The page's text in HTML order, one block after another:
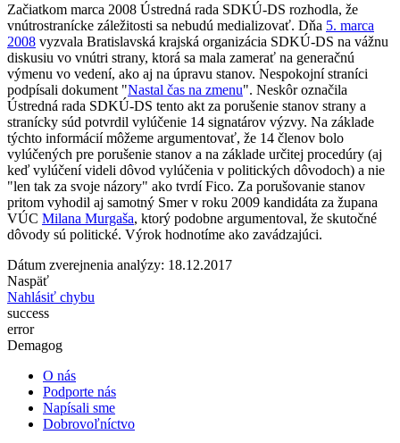
Začiatkom marca 2008 Ústredná rada SDKÚ-DS rozhodla, že
vnútrostranícke záležitosti sa nebudú medializovať. Dňa 5. marca
2008 vyzvala Bratislavská krajská organizácia SDKÚ-DS na vážnu
diskusiu vo vnútri strany, ktorá sa mala zamerať na generačnú
výmenu vo vedení, ako aj na úpravu stanov. Nespokojní straníci
podpísali dokument "Nastal čas na zmenu". Neskôr označila
Ústredná rada SDKÚ-DS tento akt za porušenie stanov strany a
stranícky súd potvrdil vylúčenie 14 signatárov výzvy. Na základe
týchto informácií môžeme argumentovať, že 14 členov bolo
vylúčených pre porušenie stanov a na základe určitej procedúry (aj
keď vylúčení videli dôvod vylúčenia v politických dôvodoch) a nie
"len tak za svoje názory" ako tvrdí Fico. Za porušovanie stanov
pritom vyhodil aj samotný Smer v roku 2009 kandidáta za župana
VÚC Milana Murgaša, ktorý podobne argumentoval, že skutočné
dôvody sú politické. Výrok hodnotíme ako zavádzajúci.
Dátum zverejnenia analýzy: 18.12.2017
Naspäť
Nahlásiť chybu
success
error
Demagog
O nás
Podporte nás
Napísali sme
Dobrovoľníctvo